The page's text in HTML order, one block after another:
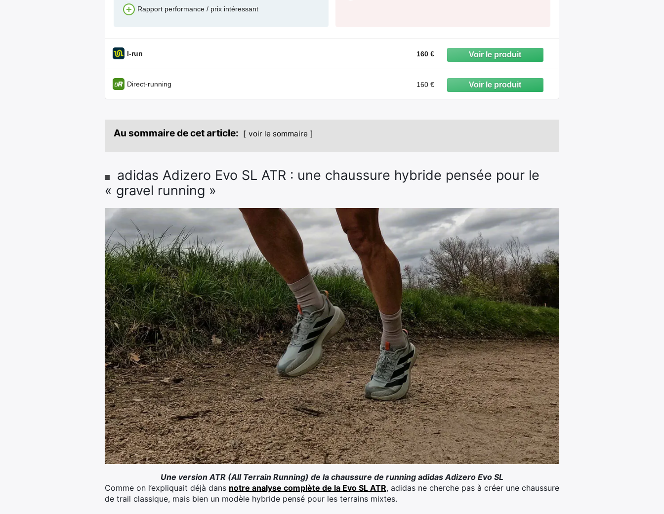
Rapport performance / prix intéressant
I-run 160 €
Direct-running 160 €
Au sommaire de cet article: voir le sommaire
adidas Adizero Evo SL ATR : une chaussure hybride pensée pour le
« gravel running »
Une version ATR (All Terrain Running) de la chaussure de running adidas Adizero Evo SL
Comme on l’expliquait déjà dans notre analyse complète de la Evo SL ATR, adidas ne cherche pas à créer une chaussure
de trail classique, mais bien un modèle hybride pensé pour les terrains mixtes.